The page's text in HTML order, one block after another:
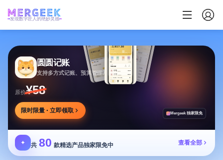
发现数字匠人的绝妙灵感
圆圆记账
支持多方式记账、预算管理及消费复盘，可本地保存
原价¥58
限时限量 · 立即领取 Mergeek 独家限免
✦ 共 80 款精选产品独家限免中 查看全部